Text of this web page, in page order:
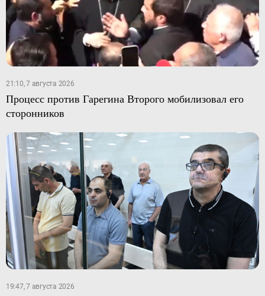
21:10, 7 августа 2026
Процесс против Гарегина Второго мобилизовал его
сторонников
19:47, 7 августа 2026